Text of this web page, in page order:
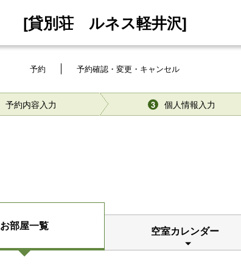
[貸別荘 ルネス軽井沢]
予約 予約確認・変更・キャンセル
予約内容入力 3 個人情報入力
お部屋一覧 空室カレンダー